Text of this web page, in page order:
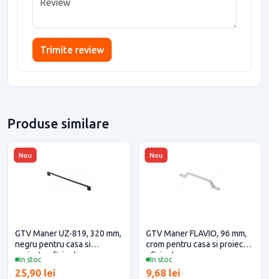
Trimite review
Produse similare
Nou
In stoc
GTV Maner UZ-819, 320 mm,
negru pentru casa si
proiecte eficiente
25,90 lei
Nou
In stoc
GTV Maner FLAVIO, 96 mm,
crom pentru casa si proiecte
eficiente
9,68 lei